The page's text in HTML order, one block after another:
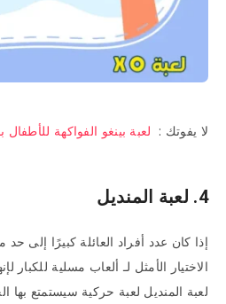
لا يفوتك : لعبة بينغو الفواكهة للأطفال
4. لعبة المنديل
إذا كان عدد أفراد العائلة كبيرًا إلى
الاختيار الأمثل لـ ألعاب مسلية للكبار
لعبة المنديل لعبة حركية سيستمتع بها